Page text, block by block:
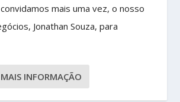
mais uma vez, o nosso
Jonathan Souza, para
INFORMAÇÃO